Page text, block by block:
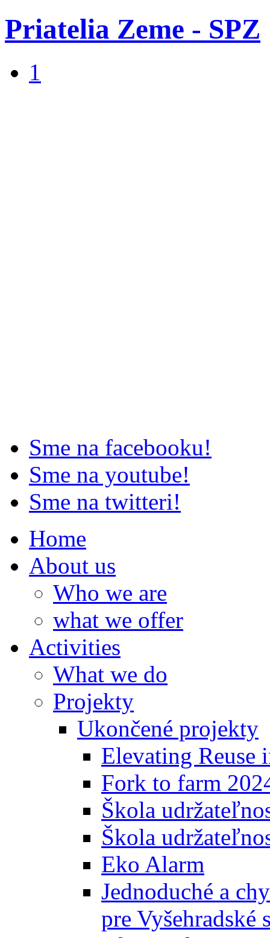
Priatelia Zeme - SPZ
1
Sme na facebooku!
Sme na youtube!
Sme na twitteri!
Home
About us
Who we are
what we offer
Activities
What we do
Projekty
Ukončené projekty
Elevating Reuse
Fork to farm
Škola
Škola
Eko Alarm
Jednoduché a
pre Vyšehradské